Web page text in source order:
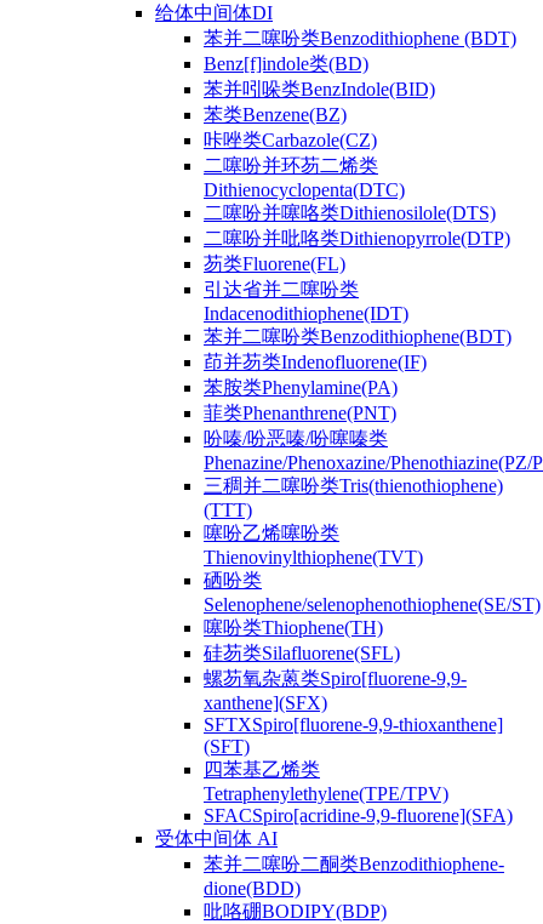
给体中间体DI
苯并二噻吩类Benzodithiophene (BDT)
Benz[f]indole类(BD)
苯并吲哚类BenzIndole(BID)
苯类Benzene(BZ)
咔唑类Carbazole(CZ)
二噻吩并环芴二烯类
Dithienocyclopenta(DTC)
二噻吩并噻咯类Dithienosilole(DTS)
二噻吩并吡咯类Dithienopyrrole(DTP)
芴类Fluorene(FL)
引达省并二噻吩类
Indacenodithiophene(IDT)
苯并二噻吩类Benzodithiophene(BDT)
茚并芴类Indenofluorene(IF)
苯胺类Phenylamine(PA)
菲类Phenanthrene(PNT)
吩嗪/吩恶嗪/吩噻嗪类
Phenazine/Phenoxazine/Phenothiazine(PZ/
三稠并二噻吩类Tris(thienothiophene)
(TTT)
噻吩乙烯噻吩类
Thienovinylthiophene(TVT)
硒吩类
Selenophene/selenophenothiophene(SE/ST)
噻吩类Thiophene(TH)
硅芴类Silafluorene(SFL)
螺芴氧杂蒽类Spiro[fluorene-9,9-
xanthene](SFX)
SFTXSpiro[fluorene-9,9-thioxanthene]
(SFT)
四苯基乙烯类
Tetraphenylethylene(TPE/TPV)
SFACSpiro[acridine-9,9-fluorene](SFA)
受体中间体 AI
苯并二噻吩二酮类Benzodithiophene-
dione(BDD)
吡咯硼BODIPY(BDP)